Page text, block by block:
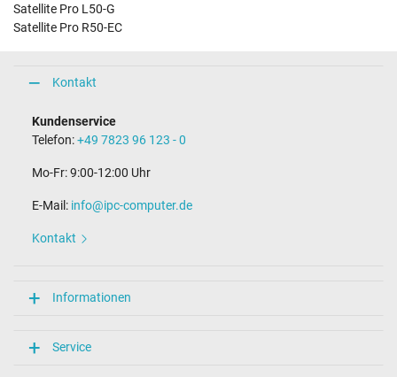
Satellite Pro L50-G
Satellite Pro R50-EC
Kontakt
Kundenservice
Telefon:+49 7823 96 123 - 0
Mo-Fr: 9:00-12:00 Uhr
E-Mail: info@ipc-computer.de
Kontakt
Informationen
Service